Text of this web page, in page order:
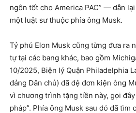
ngôn tốt cho America PAC” — dẫn
một luật sư thuộc phía ông Musk.
Tỷ phú Elon Musk cũng từng đưa ra
tự tại các bang khác, bao gồm
10/2025, Biện lý Quận Philadelphia
đảng Dân chủ) đã đệ đơn kiện ông
vì chương trình tặng tiền này, gọi
pháp”. Phía ông Musk sau đó đã tìm